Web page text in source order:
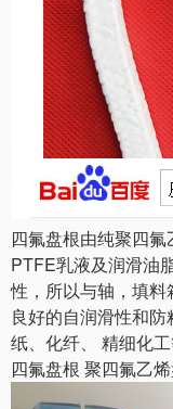
四氟盘根由纯聚四
PTFE乳液及润滑油
性，所以与轴，填料
良好的自润滑性和
纸、化纤、 精细化
四氟盘根 聚四氟乙